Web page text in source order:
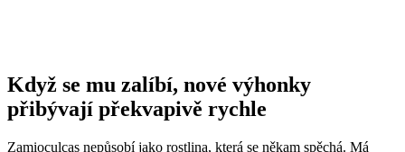
Když se mu zalíbí, nové výhonky
přibývají překvapivě rychle
Zamioculcas nepůsobí jako rostlina, která se někam spěchá. Má